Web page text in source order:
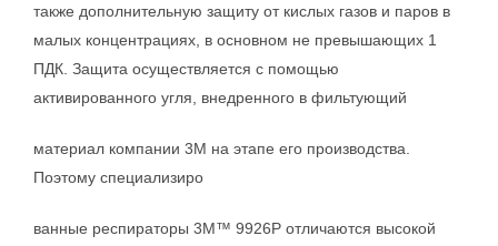
также дополнительную защиту от кислых газов и паров в
малых концентрациях, в основном не превышающих 1
ПДК. Защита осуществляется с помощью
активированного угля, внедренного в фильтующий
материал компании 3М на этапе его производства.
Поэтому специализиро
ванные респираторы 3М™ 9926Р отличаются высокой